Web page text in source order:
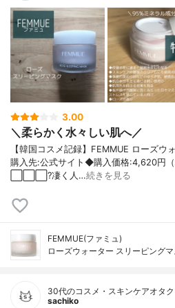
3.00
＼柔らかく水々しい肌へ／
【韓国コスメ記録】FEMMUE ローズ
購入先:公式サイト◆購入価格:4,620円
⬜️⬜️⬜️?凄く人…続きを見る
FEMMUE(ファミュ)
ローズウォーター スリーピングマ
30代のコスメ・スキンケアオタク
sachiko